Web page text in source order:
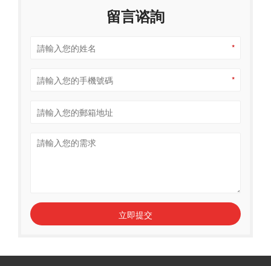
留言谘詢
*
*
立即提交